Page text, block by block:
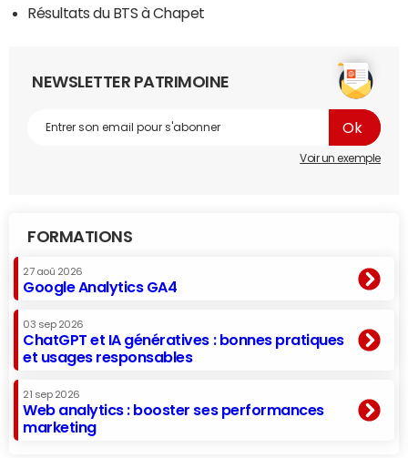
Résultats du BTS à Chapet
NEWSLETTER PATRIMOINE
Voir un exemple
FORMATIONS
27 aoû 2026
Google Analytics GA4
03 sep 2026
ChatGPT et IA génératives : bonnes pratiques
et usages responsables
21 sep 2026
Web analytics : booster ses performances
marketing